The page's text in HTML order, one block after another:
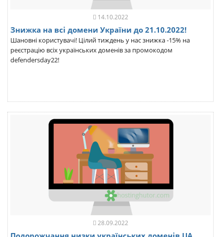
14.10.2022
Знижка на всі домени України до 21.10.2022!
Шановні користувачі! Цілий тиждень у нас знижка -15% на
реєстрацію всіх українських доменів за промокодом
defendersday22!
28.09.2022